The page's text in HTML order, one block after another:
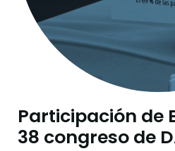
Participación de
38 congreso de